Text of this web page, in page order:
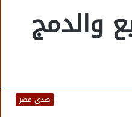
والدمج
صدى مصر